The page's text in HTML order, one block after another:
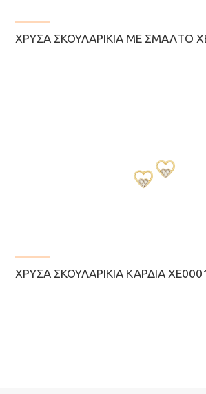
ΧΡΥΣΆ ΣΚΟΥΛΑΡΊΚΙΑ ΜΕ ΣΜΆΛΤΟ
ΧΡΥΣΆ ΣΚΟΥΛΑΡΊΚΙΑ ΚΑΡΔΙΆ